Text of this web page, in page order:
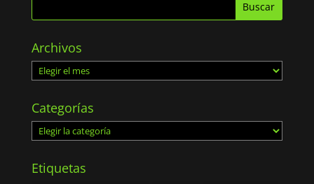
Archivos
Archivos
Categorías
Categorías
Etiquetas